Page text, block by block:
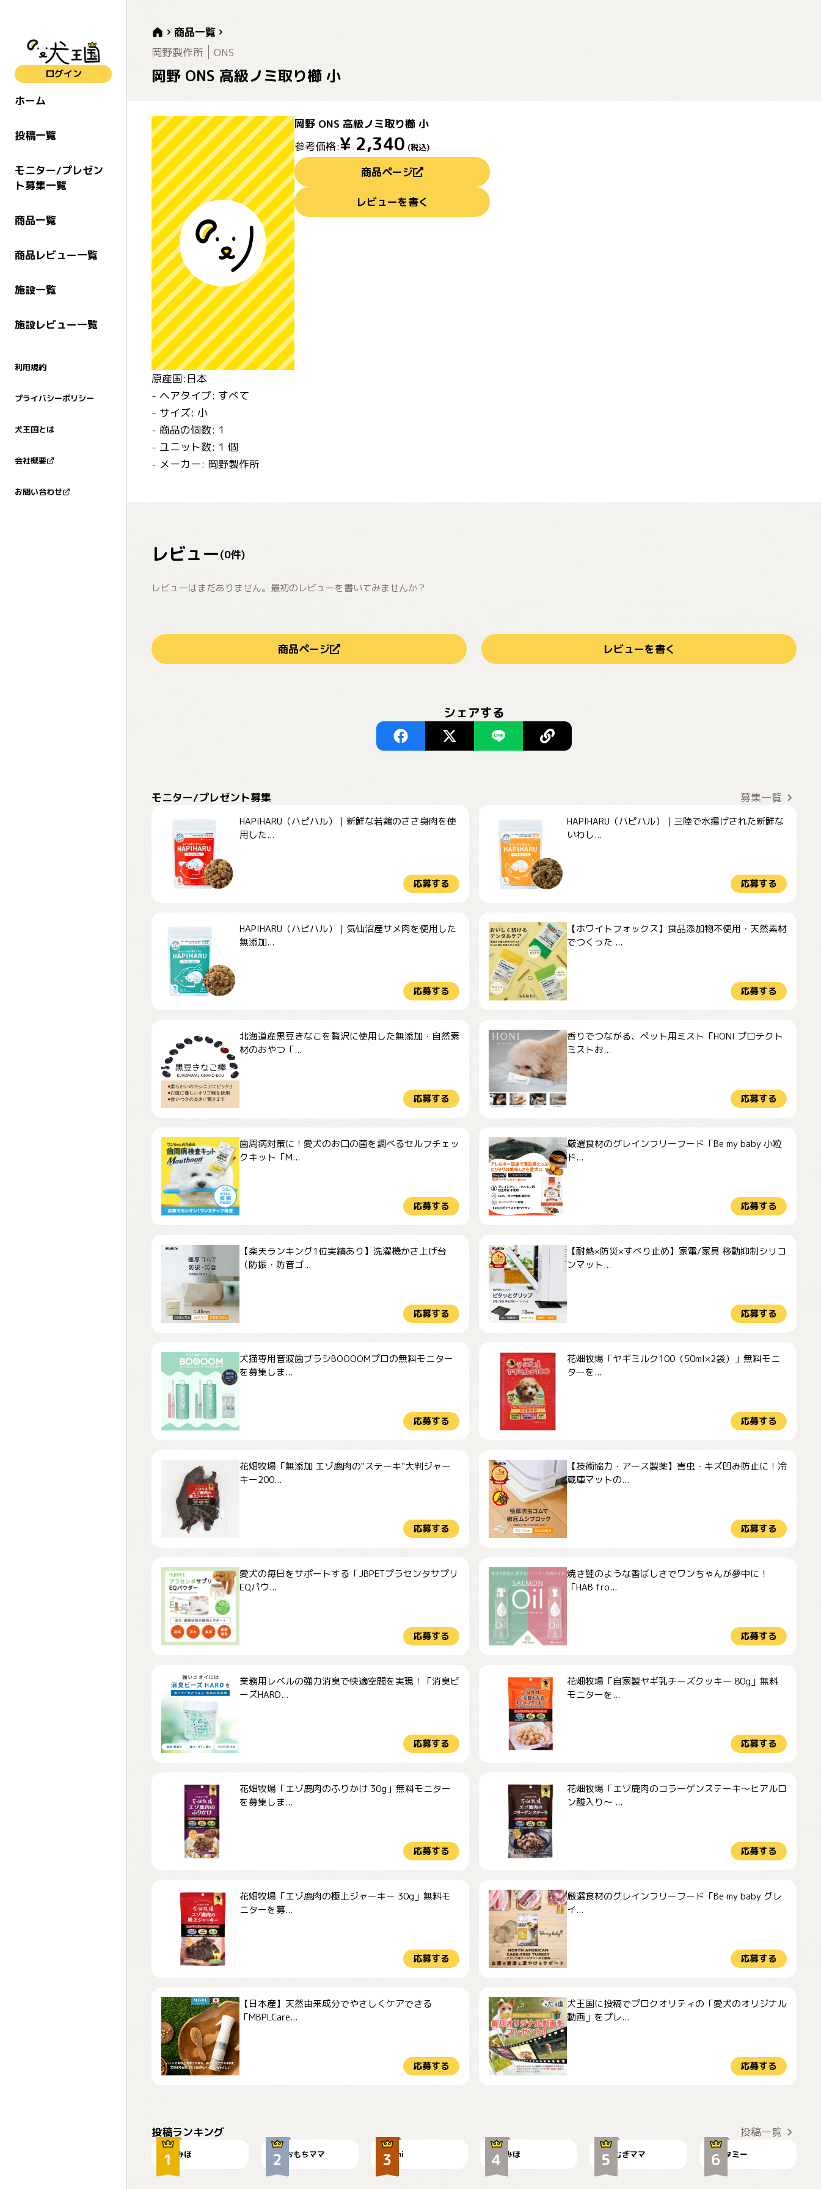
ログイン
ホーム
投稿一覧
モニター/プレゼン
ト募集一覧
商品一覧
商品レビュー一覧
施設一覧
施設レビュー一覧
利用規約
プライバシーポリシー
犬王国とは
会社概要
お問い合わせ
商品一覧
岡野製作所
ONS
岡野 ONS 高級ノミ取り櫛 小
岡野 ONS 高級ノミ取り櫛 小
参考価格:¥ 2,340 (税込)
商品ページ
レビューを書く
原産国:日本
- ヘアタイプ: すべて
- サイズ: 小
- 商品の個数: 1
- ユニット数: 1 個
- メーカー: 岡野製作所
レビュー(0件)
レビューはまだありません。最初のレビューを書いてみませんか？
商品ページ レビューを書く
シェアする
モニター/プレゼント募集 募集一覧
HAPIHARU（ハピハル）｜新鮮な若鶏のささ身肉を使
用した...
応募する
HAPIHARU（ハピハル）｜三陸で水揚げされた新鮮な
いわし...
応募する
HAPIHARU（ハピハル）｜気仙沼産サメ肉を使用した
無添加...
応募する
【ホワイトフォックス】食品添加物不使用・天然素材
でつくった ...
応募する
北海道産黒豆きなこを贅沢に使用した無添加・自然素
材のおやつ「...
応募する
香りでつながる、ペット用ミスト「HONI プロテクト
ミストお...
応募する
歯周病対策に！愛犬のお口の菌を調べるセルフチェッ
クキット「M...
応募する
厳選食材のグレインフリーフード「Be my baby 小粒
ド...
応募する
【楽天ランキング1位実績あり】洗濯機かさ上げ台
（防振・防音ゴ...
応募する
【耐熱×防災×すべり止め】家電/家具 移動抑制シリコ
ンマット...
応募する
犬猫専用音波歯ブラシBOOOOMプロの無料モニター
を募集しま...
応募する
花畑牧場「ヤギミルク100（50ml×2袋）」無料モニ
ターを...
応募する
花畑牧場「無添加 エゾ鹿肉の"ステーキ"大判ジャー
キー200...
応募する
【技術協力・アース製薬】害虫・キズ凹み防止に！冷
蔵庫マットの...
応募する
愛犬の毎日をサポートする「JBPETプラセンタサプリ
EQパウ...
応募する
焼き鮭のような香ばしさでワンちゃんが夢中に！
「HAB fro...
応募する
業務用レベルの強力消臭で快適空間を実現！「消臭ビ
ーズHARD...
応募する
花畑牧場「自家製ヤギ乳チーズクッキー 80g」無料
モニターを...
応募する
花畑牧場「エゾ鹿肉のふりかけ 30g」無料モニター
を募集しま...
応募する
花畑牧場「エゾ鹿肉のコラーゲンステーキ～ヒアルロ
ン酸入り～ ...
応募する
花畑牧場「エゾ鹿肉の極上ジャーキー 30g」無料モ
ニターを募...
応募する
厳選食材のグレインフリーフード「Be my baby グレ
イ...
応募する
【日本産】天然由来成分でやさしくケアできる
「MBPLCare...
応募する
犬王国に投稿でプロクオリティの「愛犬のオリジナル
動画」をプレ...
応募する
投稿ランキング 投稿一覧
みほ おもちママ mi みほ むぎママ タミー